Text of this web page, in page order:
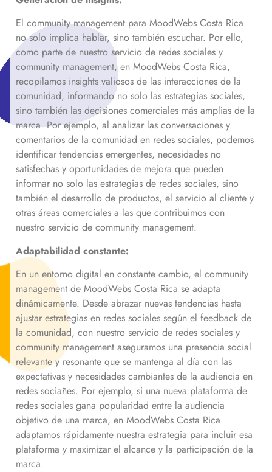
El community management para MoodWebs Costa Rica
no solo implica hablar, sino también escuchar. Por ello,
como parte de nuestro servicio de redes sociales y
community management, en MoodWebs Costa Rica,
recopilamos insights valiosos de las interacciones de la
comunidad, informando no solo las estrategias sociales,
sino también las decisiones comerciales más amplias de la
marca. Por ejemplo, al analizar las conversaciones y
comentarios de la comunidad en redes sociales, podemos
identificar tendencias emergentes, necesidades no
satisfechas y oportunidades de mejora que pueden
informar no solo las estrategias de redes sociales, sino
también el desarrollo de productos, el servicio al cliente y
otras áreas comerciales a las que contribuimos con
nuestro servicio de community management.
Adaptabilidad constante:
En un entorno digital en constante cambio, el community
management de MoodWebs Costa Rica se adapta
dinámicamente. Desde abrazar nuevas tendencias hasta
ajustar estrategias en redes sociales según el feedback de
la comunidad, con nuestro servicio de redes sociales y
community management aseguramos una presencia social
relevante y resonante que se mantenga al día con las
expectativas y necesidades cambiantes de la audiencia en
redes sociañes. Por ejemplo, si una nueva plataforma de
redes sociales gana popularidad entre la audiencia
objetivo de una marca, en MoodWebs Costa Rica
adaptamos rápidamente nuestra estrategia para incluir esa
plataforma y maximizar el alcance y la participación de la
marca.